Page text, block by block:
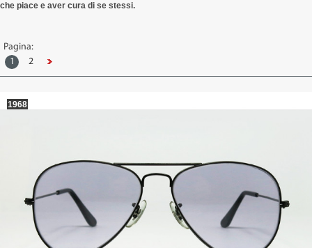
che piace e aver cura di se stessi.
Pagina:
1
2
1968